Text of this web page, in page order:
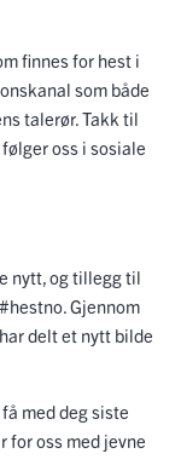
finnes for hest i
som både
talerør. Takk til
oss i sosiale
nytt, og tillegg til
Gjennom
delt et nytt bilde
med deg siste
oss med jevne